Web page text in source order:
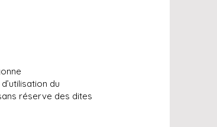
du
réserve des dites